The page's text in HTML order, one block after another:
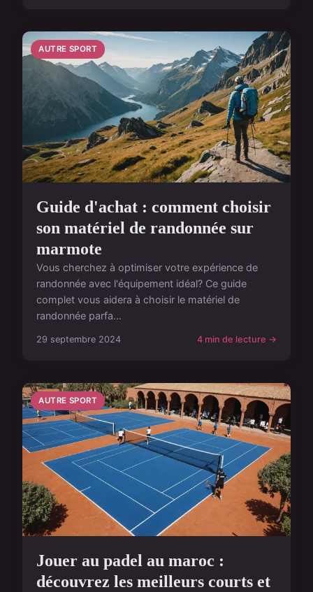
AUTRE SPORT
Guide d'achat : comment choisir
son matériel de randonnée sur
marmote
Vous cherchez à optimiser votre expérience de
randonnée avec l'équipement idéal? Ce guide
complet vous aidera à choisir le matériel de
randonnée parfa...
29 septembre 2024 4 min de lecture →
AUTRE SPORT
Jouer au padel au maroc :
découvrez les meilleurs courts et